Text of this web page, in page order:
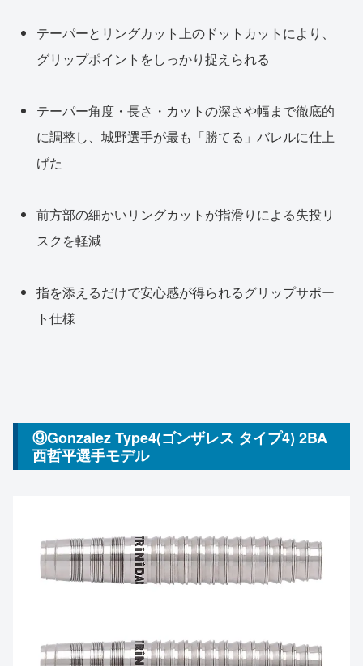
テーパーとリングカット上のドットカットにより、
グリップポイントをしっかり捉えられる
テーパー角度・長さ・カットの深さや幅まで徹底的
に調整し、城野選手が最も「勝てる」バレルに仕上
げた
前方部の細かいリングカットが指滑りによる失投リ
スクを軽減
指を添えるだけで安心感が得られるグリップサポー
ト仕様
⑨Gonzalez Type4(ゴンザレス タイプ4) 2BA
西哲平選手モデル